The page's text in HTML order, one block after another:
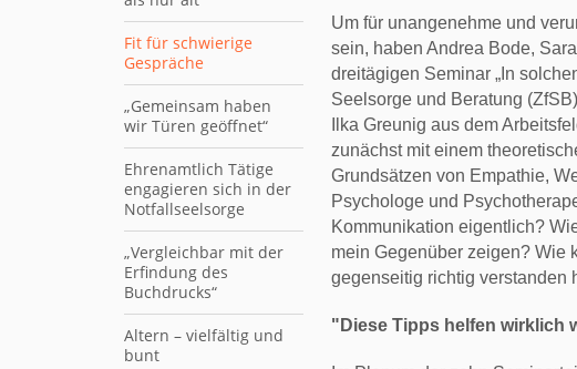
Fit für schwierige
Gespräche
„Gemeinsam haben
wir Türen geöffnet“
Ehrenamtlich Tätige
engagieren sich in der
Notfallseelsorge
„Vergleichbar mit der
Erfindung des
Buchdrucks“
Altern – vielfältig und
bunt
Um für unangenehme und
sein, haben Andrea Bode,
dreitägigen Seminar „In
Seelsorge und Beratung
Ilka Greunig aus dem
zunächst mit einem
Grundsätzen von Empathie,
Psychologe und
Kommunikation eigentlich?
mein Gegenüber zeigen? Wie
gegenseitig richtig verstanden
"Diese Tipps helfen wirklich